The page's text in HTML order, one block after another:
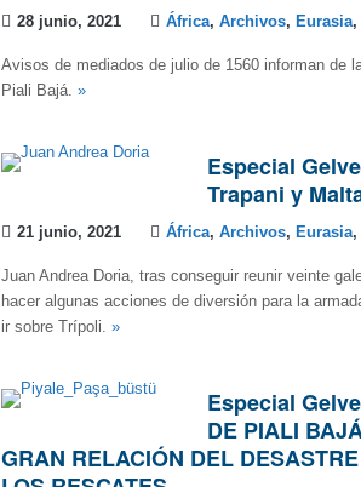
28 junio, 2021 África, Archivos, Eurasia,
Avisos de mediados de julio de 1560 informan de
Piali Bajá. »
Especial
Trapani y
21 junio, 2021 África, Archivos, Eurasia,
Juan Andrea Doria, tras conseguir reunir veinte
hacer algunas acciones de diversión para la
ir sobre Trípoli. »
Especial
DE PIALI
GRAN RELACIÓN DEL